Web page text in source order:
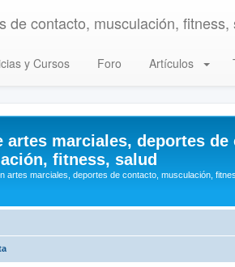
de contacto, musculación, fitness,
y Cursos Foro Artículos
artes marciales, deportes de
fitness, salud
artes marciales, deportes de contacto, musculación,